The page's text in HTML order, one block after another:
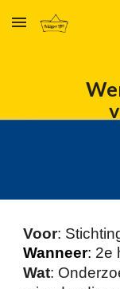
Skip to main content
Voor:
Wanneer: 2e
Wat: